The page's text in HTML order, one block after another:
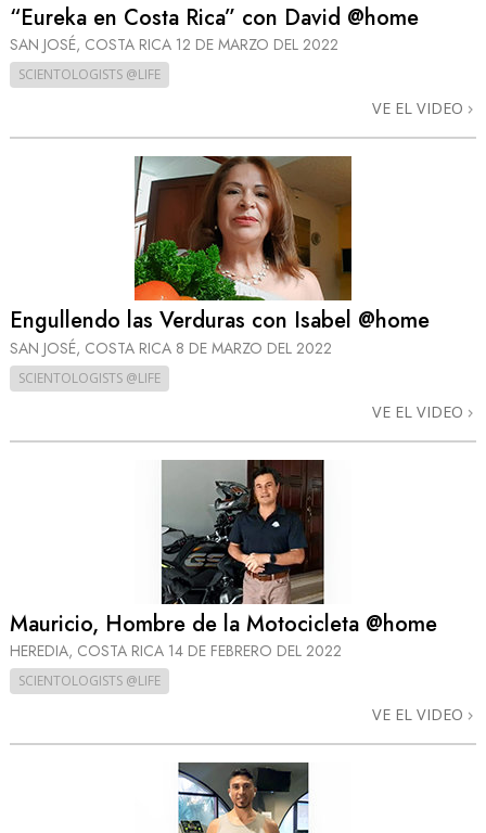
“Eureka en Costa Rica” con David @home
SAN JOSÉ, COSTA RICA 12 DE MARZO DEL 2022
SCIENTOLOGISTS @LIFE
VE EL VIDEO
Engullendo las Verduras con Isabel @home
SAN JOSÉ, COSTA RICA 8 DE MARZO DEL 2022
SCIENTOLOGISTS @LIFE
VE EL VIDEO
Mauricio, Hombre de la Motocicleta @home
HEREDIA, COSTA RICA 14 DE FEBRERO DEL 2022
SCIENTOLOGISTS @LIFE
VE EL VIDEO